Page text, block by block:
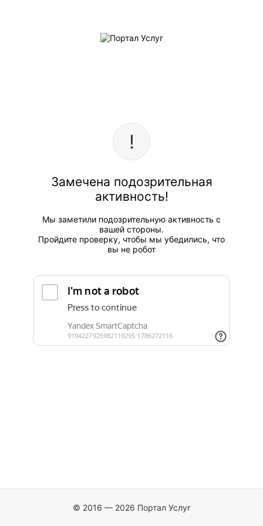
Замечена подозрительная
активность!
Мы заметили подозрительную активность с
вашей стороны.
Пройдите проверку, чтобы мы убедились, что
вы не робот
© 2016 — 2026 Портал Услуг